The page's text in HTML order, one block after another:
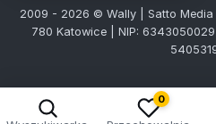
2009 - 2026 © Wally | Satto Media
780 Katowice | NIP:
0